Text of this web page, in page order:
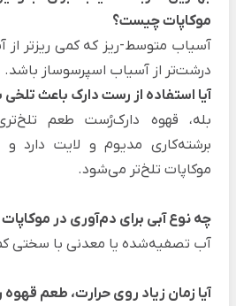
موکاپات چیست؟
آسیاب متوسط-ریز که کمی ریزتر
درشت‌تر از آسیاب اسپرسوساز باشد.
آیا استفاده از رست دارک باعث
بله، قهوه دارک‌رُست طعم
برشته‌کاری مدیوم و لایت دارد
موکاپات تلخ‌تر می‌شود.
چه نوع آبی برای دم‌آوری در
آب تصفیه‌شده یا معدنی با سختی
آیا زمان زیاد روی حرارت، طعم قهوه